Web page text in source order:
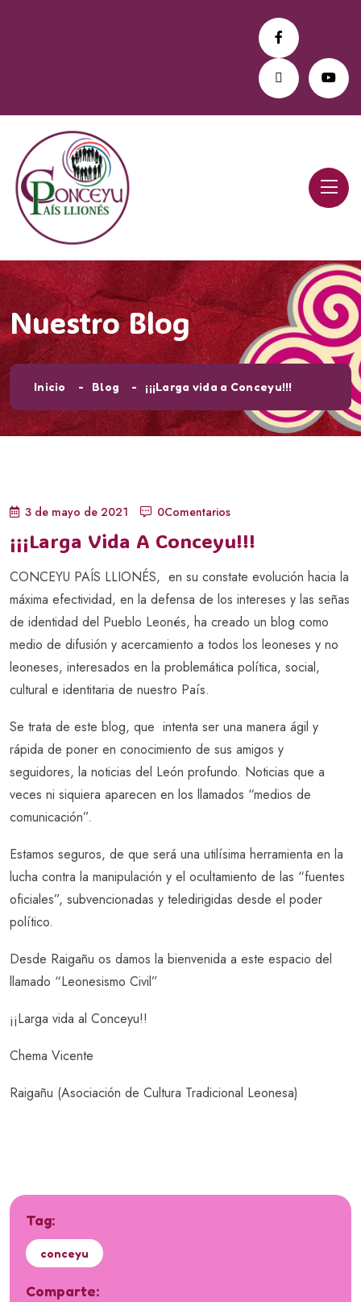
Nuestro Blog
Inicio Blog ¡¡¡Larga vida a Conceyu!!!
3 de mayo de 2021 0Comentarios
¡¡¡Larga Vida A Conceyu!!!
CONCEYU PAÍS LLIONÉS, en su constate evolución hacia la
máxima efectividad, en la defensa de los intereses y las señas
de identidad del Pueblo Leonés, ha creado un blog como
medio de difusión y acercamiento a todos los leoneses y no
leoneses, interesados en la problemática política, social,
cultural e identitaria de nuestro País.
Se trata de este blog, que intenta ser una manera ágil y
rápida de poner en conocimiento de sus amigos y
seguidores, la noticias del León profundo. Noticias que a
veces ni siquiera aparecen en los llamados “medios de
comunicación”.
Estamos seguros, de que será una utilísima herramienta en la
lucha contra la manipulación y el ocultamiento de las “fuentes
oficiales”, subvencionadas y teledirigidas desde el poder
político.
Desde Raigañu os damos la bienvenida a este espacio del
llamado “Leonesismo Civil”
¡¡Larga vida al Conceyu!!
Chema Vicente
Raigañu (Asociación de Cultura Tradicional Leonesa)
Tag:
conceyu
Comparte: